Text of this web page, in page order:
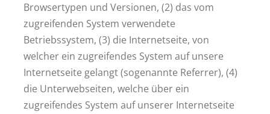
Browsertypen und Versionen, (2) das vom
zugreifenden System verwendete
Betriebssystem, (3) die Internetseite, von
welcher ein zugreifendes System auf unsere
Internetseite gelangt (sogenannte Referrer), (4)
die Unterwebseiten, welche über ein
zugreifendes System auf unserer Internetseite